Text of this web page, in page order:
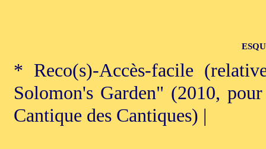
* Reco(s)-Accès-facile
Solomon's Garden" (2010,
Cantique des Cantiques) |